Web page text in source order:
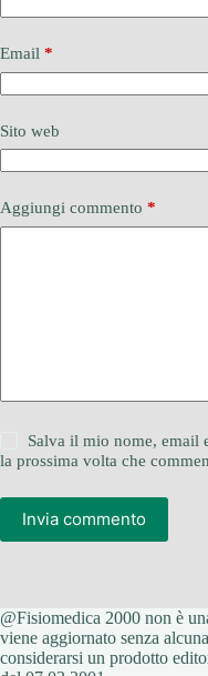
Email *
Sito web
Aggiungi commento *
Salva il mio nome, email
la prossima volta che
Invia commento
@Fisiomedica 2000 non è
viene aggiornato senza
considerarsi un prodotto